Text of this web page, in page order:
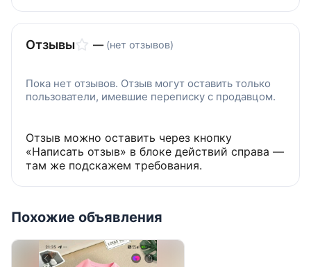
Отзывы — (нет отзывов)
Пока нет отзывов. Отзыв могут оставить только
пользователи, имевшие переписку с продавцом.
Отзыв можно оставить через кнопку
«Написать отзыв» в блоке действий справа —
там же подскажем требования.
Похожие объявления